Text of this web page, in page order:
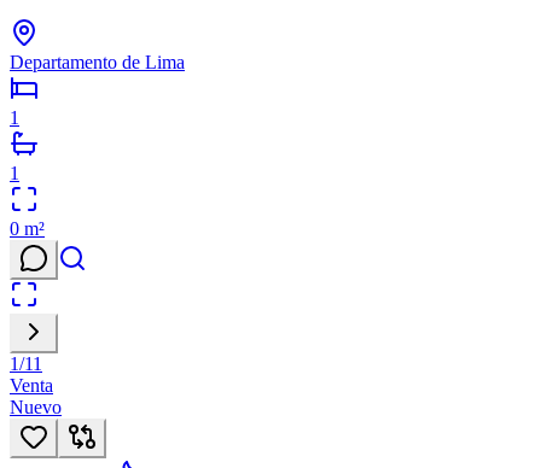
Departamento de Lima
1
1
0 m²
1/11
Venta
Nuevo